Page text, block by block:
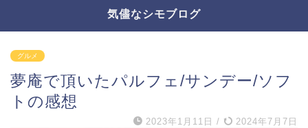
気儘なシモブログ
グルメ
夢庵で頂いたパルフェ/サンデー/ソフ
トの感想
2023年1月11日 / 2024年7月7日